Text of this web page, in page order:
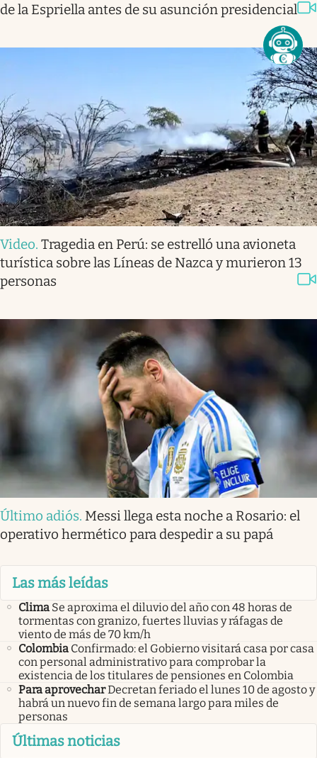
de la Espriella antes de su asunción presidencial
Video. Tragedia en Perú: se estrelló una avioneta
turística sobre las Líneas de Nazca y murieron 13
personas
Último adiós. Messi llega esta noche a Rosario: el
operativo hermético para despedir a su papá
Las más leídas
Clima Se aproxima el diluvio del año con 48 horas de
tormentas con granizo, fuertes lluvias y ráfagas de
viento de más de 70 km/h
Colombia Confirmado: el Gobierno visitará casa por casa
con personal administrativo para comprobar la
existencia de los titulares de pensiones en Colombia
Para aprovecharDecretan feriado el lunes 10 de agosto y
habrá un nuevo fin de semana largo para miles de
personas
Últimas noticias